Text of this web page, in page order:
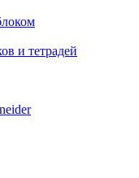
и тетрадей